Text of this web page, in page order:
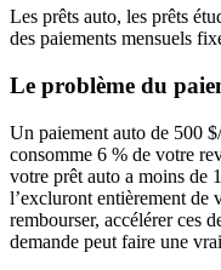
Les prêts auto, les prêts
des paiements mensuels
Le problème du
Un paiement auto de 500
consomme 6 % de votre
votre prêt auto a moins de
l’excluront entièrement de
rembourser, accélérer ces
demande peut faire une